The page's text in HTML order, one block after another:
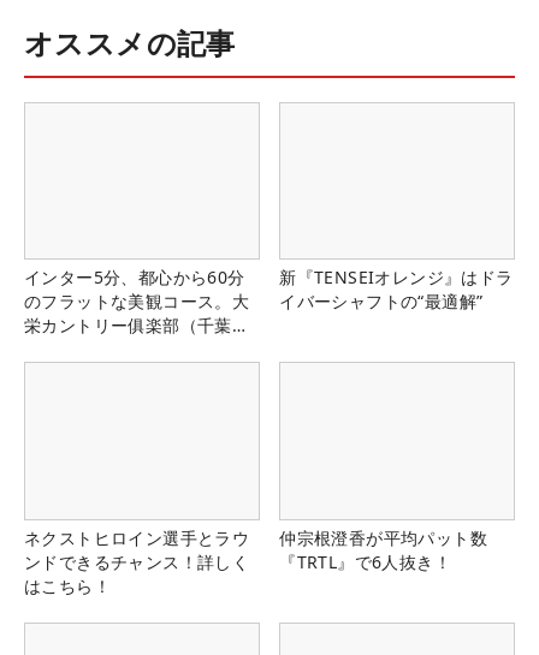
オススメの記事
インター5分、都心から60分
のフラットな美観コース。大
栄カントリー俱楽部（千葉
新『TENSEIオレンジ』はドラ
イバーシャフトの“最適解”
ネクストヒロイン選手とラウ
ンドできるチャンス！詳しく
はこちら！
仲宗根澄香が平均パット数
『TRTL』で6人抜き！